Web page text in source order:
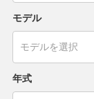
モデル
年式